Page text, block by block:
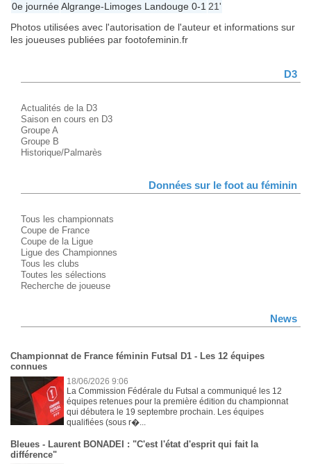
0e journéeAlgrange-Limoges Landouge 0-1 21'
Photos utilisées avec l'autorisation de l'auteur et informations sur
les joueuses publiées par footofeminin.fr
D3
Actualités de la D3
Saison en cours en D3
Groupe A
Groupe B
Historique/Palmarès
Données sur le foot au féminin
Tous les championnats
Coupe de France
Coupe de la Ligue
Ligue des Championnes
Tous les clubs
Toutes les sélections
Recherche de joueuse
News
Championnat de France féminin Futsal D1 - Les 12 équipes
connues
18/06/2026 9:06
La Commission Fédérale du Futsal a communiqué les 12
équipes retenues pour la première édition du championnat
qui débutera le 19 septembre prochain. Les équipes
qualifiées (sous r�...
Bleues - Laurent BONADEI : "C'est l'état d'esprit qui fait la
différence"